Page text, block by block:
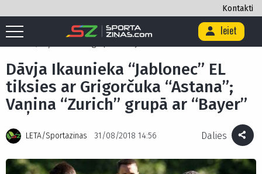
Kontakti
Ieiet
Sākums / Dāvja Ikaunieka “Jablonec” EL tiksies ar Grigorčuka
Dāvja Ikaunieka “Jablonec” EL
tiksies ar Grigorčuka “Astana”;
Vaņina “Zurich” grupā ar “Bayer”
LETA/Sportazinas 31/08/2018 14:56 Dalies